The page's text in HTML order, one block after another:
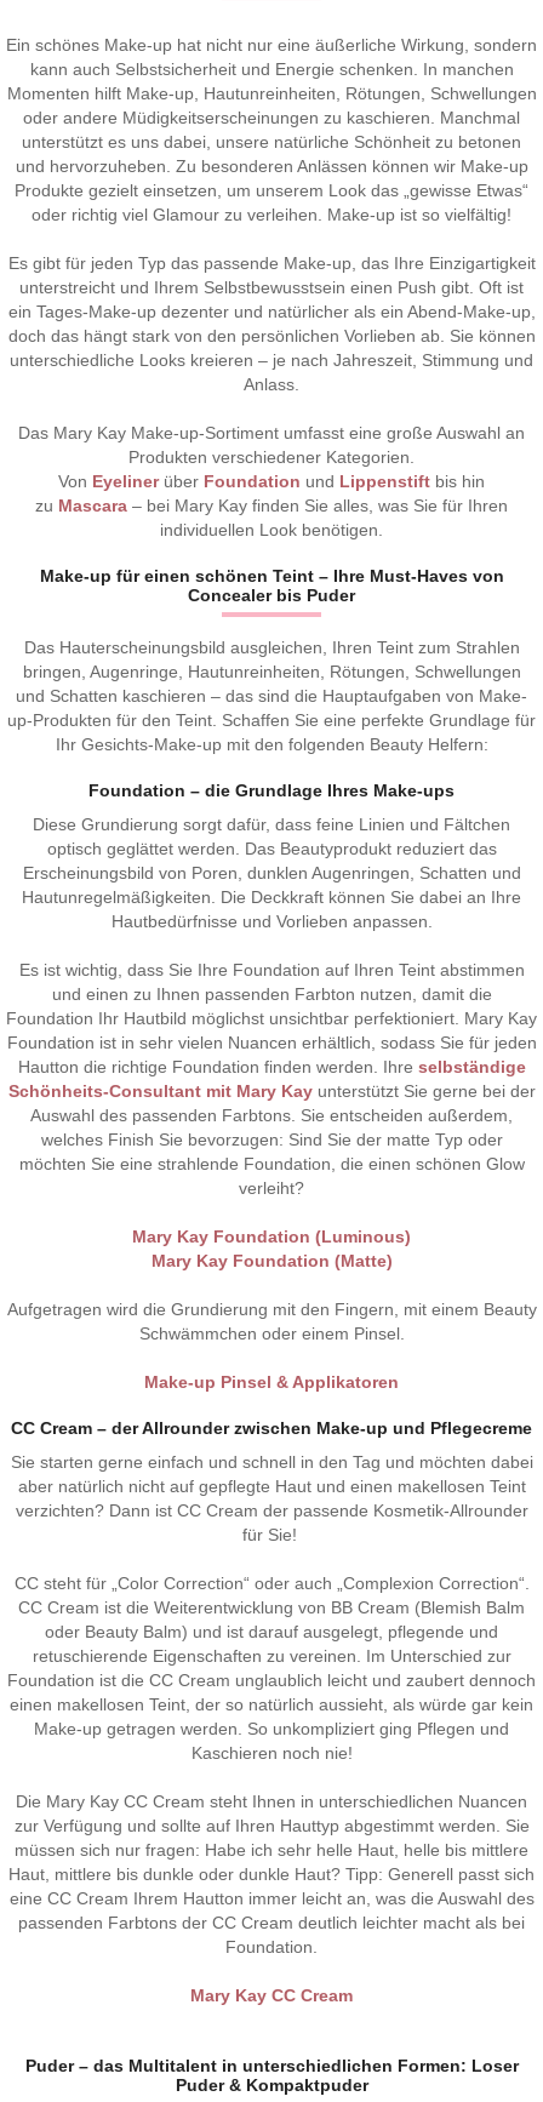
Ein schönes Make-up hat nicht nur eine äußerliche Wirkung, sondern
kann auch Selbstsicherheit und Energie schenken. In manchen
Momenten hilft Make-up, Hautunreinheiten, Rötungen, Schwellungen
oder andere Müdigkeitserscheinungen zu kaschieren. Manchmal
unterstützt es uns dabei, unsere natürliche Schönheit zu betonen
und hervorzuheben. Zu besonderen Anlässen können wir Make-up
Produkte gezielt einsetzen, um unserem Look das „gewisse Etwas“
oder richtig viel Glamour zu verleihen. Make-up ist so vielfältig!
Es gibt für jeden Typ das passende Make-up, das Ihre Einzigartigkeit
unterstreicht und Ihrem Selbstbewusstsein einen Push gibt. Oft ist
ein Tages-Make-up dezenter und natürlicher als ein Abend-Make-up,
doch das hängt stark von den persönlichen Vorlieben ab. Sie können
unterschiedliche Looks kreieren – je nach Jahreszeit, Stimmung und
Anlass.
Das Mary Kay Make-up-Sortiment umfasst eine große Auswahl an
Produkten verschiedener Kategorien.
Von Eyeliner über Foundation und Lippenstift bis hin
zu Mascara – bei Mary Kay finden Sie alles, was Sie für Ihren
individuellen Look benötigen.
Make-up für einen schönen Teint – Ihre Must-Haves von
Concealer bis Puder
Das Hauterscheinungsbild ausgleichen, Ihren Teint zum Strahlen
bringen, Augenringe, Hautunreinheiten, Rötungen, Schwellungen
und Schatten kaschieren – das sind die Hauptaufgaben von Make-
up-Produkten für den Teint. Schaffen Sie eine perfekte Grundlage für
Ihr Gesichts-Make-up mit den folgenden Beauty Helfern:
Foundation – die Grundlage Ihres Make-ups
Diese Grundierung sorgt dafür, dass feine Linien und Fältchen
optisch geglättet werden. Das Beautyprodukt reduziert das
Erscheinungsbild von Poren, dunklen Augenringen, Schatten und
Hautunregelmäßigkeiten. Die Deckkraft können Sie dabei an Ihre
Hautbedürfnisse und Vorlieben anpassen.
Es ist wichtig, dass Sie Ihre Foundation auf Ihren Teint abstimmen
und einen zu Ihnen passenden Farbton nutzen, damit die
Foundation Ihr Hautbild möglichst unsichtbar perfektioniert. Mary Kay
Foundation ist in sehr vielen Nuancen erhältlich, sodass Sie für jeden
Hautton die richtige Foundation finden werden. Ihre selbständige
Schönheits-Consultant mit Mary Kayunterstützt Sie gerne bei der
Auswahl des passenden Farbtons. Sie entscheiden außerdem,
welches Finish Sie bevorzugen: Sind Sie der matte Typ oder
möchten Sie eine strahlende Foundation, die einen schönen Glow
verleiht?
Mary Kay Foundation (Luminous)
Mary Kay Foundation (Matte)
Aufgetragen wird die Grundierung mit den Fingern, mit einem Beauty
Schwämmchen oder einem Pinsel.
Make-up Pinsel & Applikatoren
CC Cream – der Allrounder zwischen Make-up und Pflegecreme
Sie starten gerne einfach und schnell in den Tag und möchten dabei
aber natürlich nicht auf gepflegte Haut und einen makellosen Teint
verzichten? Dann ist CC Cream der passende Kosmetik-Allrounder
für Sie!
CC steht für „Color Correction“ oder auch „Complexion Correction“.
CC Cream ist die Weiterentwicklung von BB Cream (Blemish Balm
oder Beauty Balm) und ist darauf ausgelegt, pflegende und
retuschierende Eigenschaften zu vereinen. Im Unterschied zur
Foundation ist die CC Cream unglaublich leicht und zaubert dennoch
einen makellosen Teint, der so natürlich aussieht, als würde gar kein
Make-up getragen werden. So unkompliziert ging Pflegen und
Kaschieren noch nie!
Die Mary Kay CC Cream steht Ihnen in unterschiedlichen Nuancen
zur Verfügung und sollte auf Ihren Hauttyp abgestimmt werden. Sie
müssen sich nur fragen: Habe ich sehr helle Haut, helle bis mittlere
Haut, mittlere bis dunkle oder dunkle Haut? Tipp: Generell passt sich
eine CC Cream Ihrem Hautton immer leicht an, was die Auswahl des
passenden Farbtons der CC Cream deutlich leichter macht als bei
Foundation.
Mary Kay CC Cream
Puder – das Multitalent in unterschiedlichen Formen: Loser
Puder & Kompaktpuder